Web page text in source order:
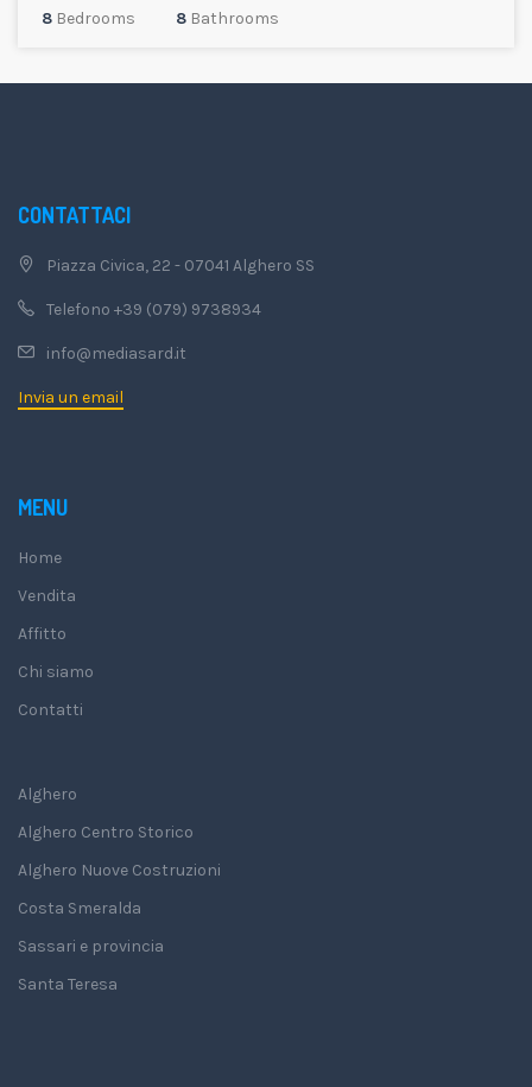
8 Bedrooms 8 Bathrooms
CONTATTACI
Piazza Civica, 22 - 07041 Alghero SS
Telefono +39 (079) 9738934
info@mediasard.it
Invia un email
MENU
Home
Vendita
Affitto
Chi siamo
Contatti
Alghero
Alghero Centro Storico
Alghero Nuove Costruzioni
Costa Smeralda
Sassari e provincia
Santa Teresa